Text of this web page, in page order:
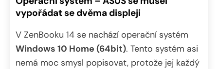
vypořádat se dvěma displeji
V ZenBooku 14 se nachází operační systém
Windows 10 Home (64bit). Tento systém asi
nemá moc smysl popisovat, protože jej každý